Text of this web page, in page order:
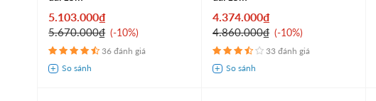
5.103.000₫
5.670.000₫ -10%
36 đánh giá
4.374.000₫
4.860.000₫ -10%
33 đánh giá